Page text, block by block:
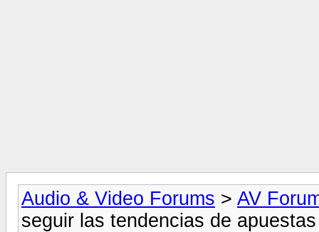
Audio & Video Forums > AV
seguir las tendencias de